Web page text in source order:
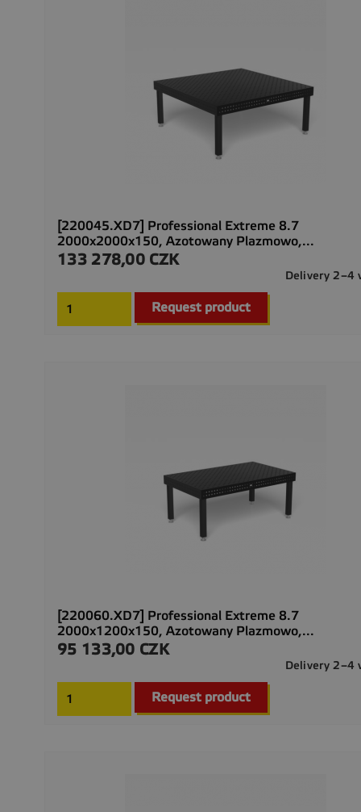
[220045.XD7] Professional Extreme 8.7
2000x2000x150, Azotowany Plazmowo,...
Cena
133 278,00 CZK
Delivery 2–4
Request product
[220060.XD7] Professional Extreme 8.7
2000x1200x150, Azotowany Plazmowo,...
Cena
95 133,00 CZK
Delivery 2–4
Request product